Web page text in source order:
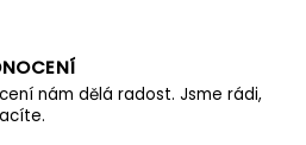
nám dělá radost. Jsme rádi,